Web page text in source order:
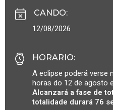
CANDO:
12/08/2026
HORARIO:
A eclipse poderá verse
horas do 12 de agosto
Alcanzará a fase de
totalidade durará 76